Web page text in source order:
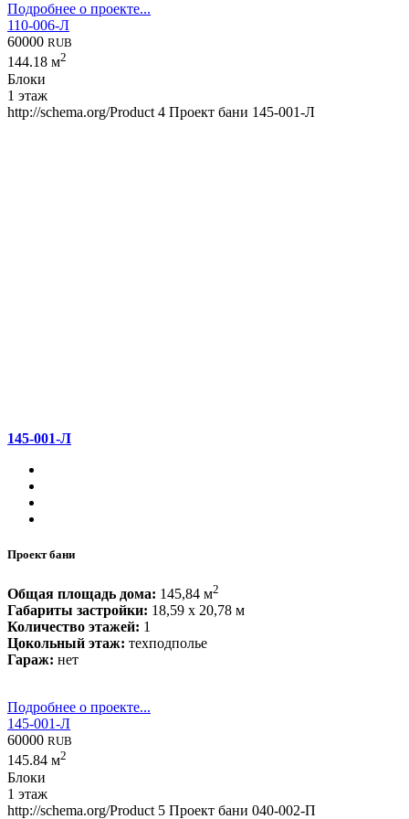
Подробнее о проекте...
110-006-Л
60000 RUB
144.18 м2
Блоки
1 этаж
http://schema.org/Product 4 Проект бани 145-001-Л
145-001-Л
Проект бани
Общая площадь дома: 145,84 м2
Габариты застройки: 18,59 x 20,78 м
Количество этажей: 1
Цокольный этаж: техподполье
Гараж: нет
Подробнее о проекте...
145-001-Л
60000 RUB
145.84 м2
Блоки
1 этаж
http://schema.org/Product 5 Проект бани 040-002-П